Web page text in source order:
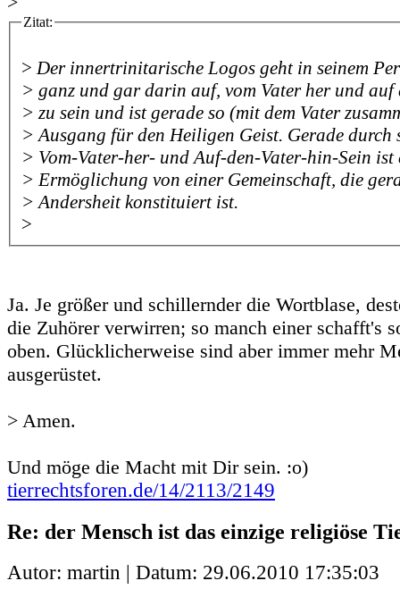
Zitat:
>Der innertrinitarische Logos geht in seinem
> ganz und gar darin auf, vom Vater her und auf
> zu sein und ist gerade so (mit dem Vater
> Ausgang für den Heiligen Geist. Gerade durch
> Vom-Vater-her- und Auf-den-Vater-hin-Sein ist
> Ermöglichung von einer Gemeinschaft, die
> Andersheit konstituiert ist.
>
Ja. Je größer und schillernder die Wortblase,
die Zuhörer verwirren; so manch einer schafft's
oben. Glücklicherweise sind aber immer mehr
ausgerüstet.
> Amen.
Und möge die Macht mit Dir sein. :o)
tierrechtsforen.de/14/2113/2149
Re: der Mensch ist das einzige religiöse
Autor: martin | Datum: 29.06.2010 17:35:03